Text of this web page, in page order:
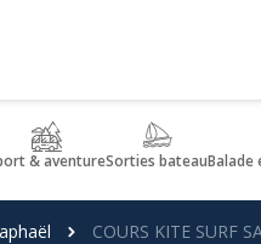
& aventureSorties bateauBalade
COURS KITE SURF